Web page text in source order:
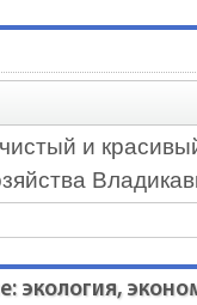
и
экология,